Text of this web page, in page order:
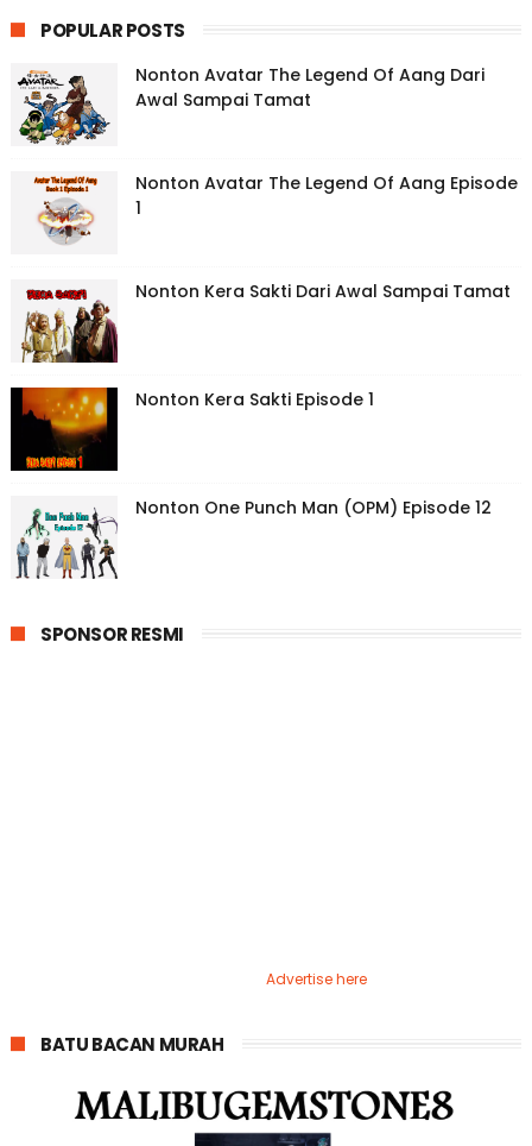
POPULAR POSTS
Nonton Avatar The Legend Of Aang Dari
Awal Sampai Tamat
Nonton Avatar The Legend Of Aang Episode
1
Nonton Kera Sakti Dari Awal Sampai Tamat
Nonton Kera Sakti Episode 1
Nonton One Punch Man (OPM) Episode 12
SPONSOR RESMI
Advertise here
BATU BACAN MURAH